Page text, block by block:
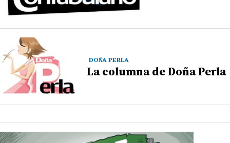
DOÑA PERLA
La columna de Doña Perla